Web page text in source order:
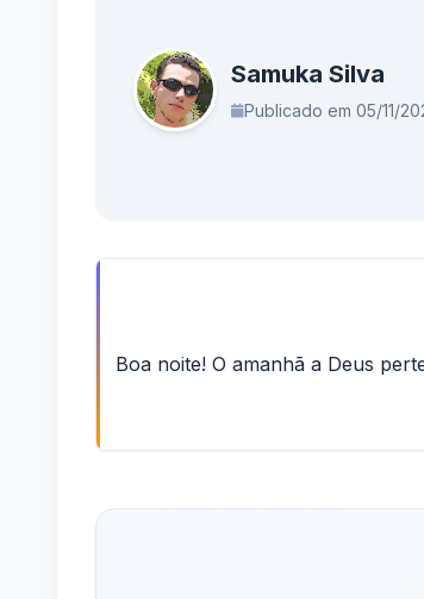
Samuka Silva
Publicado em 05/11/
Boa noite! O amanhã a Deus